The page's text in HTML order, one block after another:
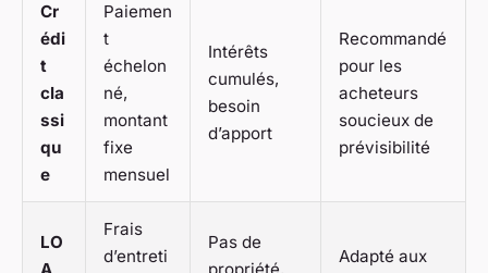
Cr
édi
t
cla
ssi
qu
e
Paiemen
t
échelon
né,
montant
fixe
mensuel
Intérêts
cumulés,
besoin
d’apport
Recommandé
pour les
acheteurs
soucieux de
prévisibilité
LO
Frais
d’entreti
Pas de
Adapté aux